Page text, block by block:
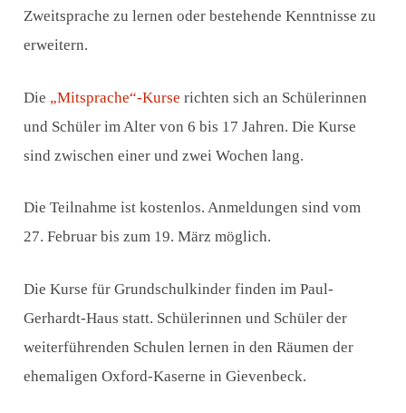
Zweitsprache zu lernen oder bestehende Kenntnisse zu
erweitern.
Die „Mitsprache“-Kurse richten sich an Schülerinnen
und Schüler im Alter von 6 bis 17 Jahren. Die Kurse
sind zwischen einer und zwei Wochen lang.
Die Teilnahme ist kostenlos. Anmeldungen sind vom
27. Februar bis zum 19. März möglich.
Die Kurse für Grundschulkinder finden im Paul-
Gerhardt-Haus statt. Schülerinnen und Schüler der
weiterführenden Schulen lernen in den Räumen der
ehemaligen Oxford-Kaserne in Gievenbeck.